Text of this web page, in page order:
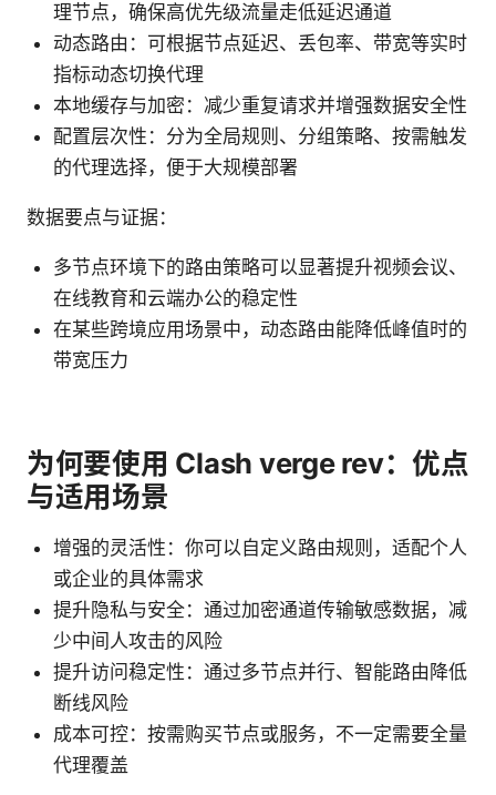
理节点，确保高优先级流量走低延迟通道
动态路由：可根据节点延迟、丢包率、带宽等实时
指标动态切换代理
本地缓存与加密：减少重复请求并增强数据安全性
配置层次性：分为全局规则、分组策略、按需触发
的代理选择，便于大规模部署
数据要点与证据：
多节点环境下的路由策略可以显著提升视频会议、
在线教育和云端办公的稳定性
在某些跨境应用场景中，动态路由能降低峰值时的
带宽压力
为何要使用 Clash verge rev：优点
与适用场景
增强的灵活性：你可以自定义路由规则，适配个人
或企业的具体需求
提升隐私与安全：通过加密通道传输敏感数据，减
少中间人攻击的风险
提升访问稳定性：通过多节点并行、智能路由降低
断线风险
成本可控：按需购买节点或服务，不一定需要全量
代理覆盖